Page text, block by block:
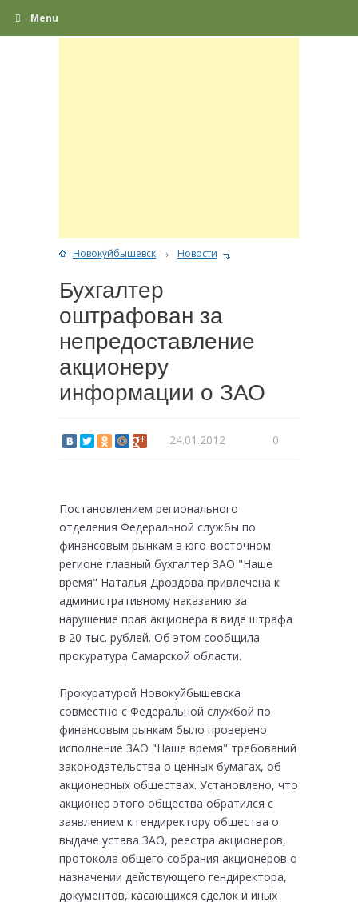
Menu
Новокуйбышевск Новости
Бухгалтер
оштрафован за
непредоставление
акционеру
информации о ЗАО
24.01.2012 0
Постановлением регионального
отделения Федеральной службы по
финансовым рынкам в юго-восточном
регионе главный бухгалтер ЗАО "Наше
время" Наталья Дроздова привлечена к
административному наказанию за
нарушение прав акционера в виде штрафа
в 20 тыс. рублей. Об этом сообщила
прокуратура Самарской области.
Прокуратурой Новокуйбышевска
совместно с Федеральной службой по
финансовым рынкам было проверено
исполнение ЗАО "Наше время" требований
законодательства о ценных бумагах, об
акционерных обществах. Установлено, что
акционер этого общества обратился с
заявлением к гендиректору общества о
выдаче устава ЗАО, реестра акционеров,
протокола общего собрания акционеров о
назначении действующего гендиректора,
документов, касающихся сделок и иных